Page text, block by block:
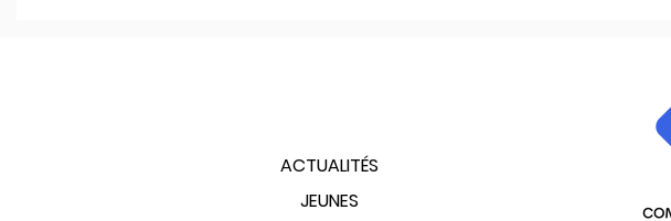
ACTUALITÉS
JEUNES